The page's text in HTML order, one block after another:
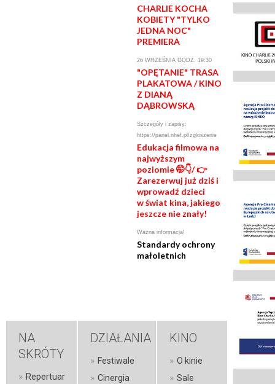
CHARLIE KOCHA
KOBIETY "TYLKO
JEDNA NOC"
PREMIERA
26 WRZEŚNIA GODZ. 19:30
"OPĘTANIE" TRASA
PLAKATOWA / KINO
Z DIANĄ
DĄBROWSKĄ
Szczegóły i zapisy:
https://panel.nhef.pl/zgloszenie
Edukacja filmowa na
najwyższym
poziomie 🤭👇/ 👉
Zarezerwuj już dziś i
wprowadź dzieci
w świat kina, jakiego
jeszcze nie znały!
Ważna informacja!
Standardy ochrony
małoletnich
NA
SKRÓTY
» Repertuar
DZIAŁANIA
» Festiwale
» Cinergia
KINO
» O kinie
» Sale